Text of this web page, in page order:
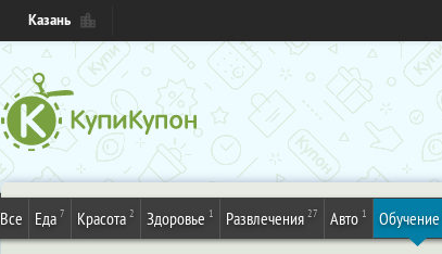
Казань
Все Еда 7 Красота 2 Здоровье 1 Развлечения 27 Авто 1 Обучение